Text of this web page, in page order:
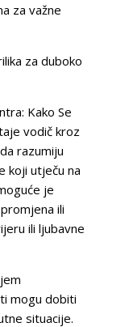
za važne
za duboko
Kako Se
vodič kroz
razumiju
koji utječu na
je
ili
ili ljubavne
mogu dobiti
situacije.